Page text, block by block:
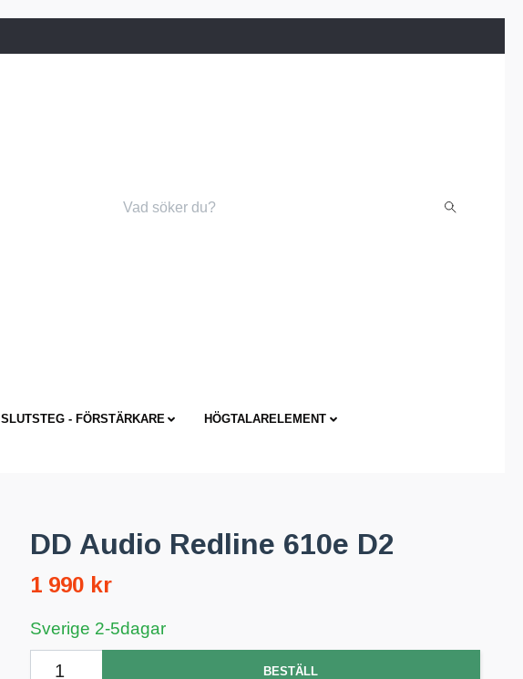
SLUTSTEG - FÖRSTÄRKARE HÖGTALARELEMENT
DD Audio Redline 610e D2
1 990 kr
Sverige 2-5dagar
BESTÄLL